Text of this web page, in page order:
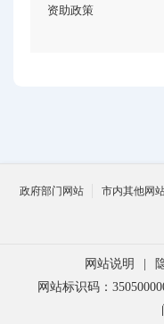
资助政策
政府部门网站 市内其他网
网站说明
网站标识码：